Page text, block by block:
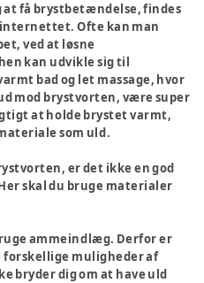
at få brystbetændelse, findes
Ofte kan man
ved at løsne
kan udvikle sig til
bad og let massage, hvor
mod brystvorten, være super
at holde brystet varmt,
som uld.
er det ikke en god
skal du bruge materialer
ammeindlæg. Derfor er
muligheder af
bryder dig om at have uld